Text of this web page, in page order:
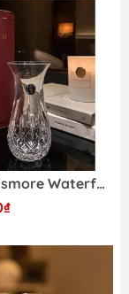
Lọ hoa Lismore Waterford Size 14cm - hộp xanh